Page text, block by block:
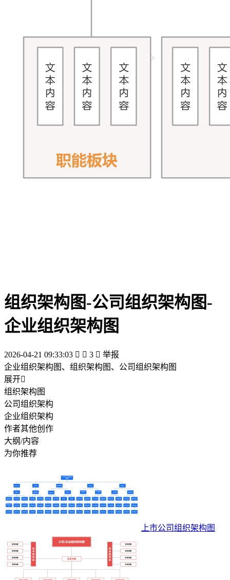
组织架构图-公司组织架构图-
企业组织架构图
2026-04-21 09:33:03   3  举报
企业组织架构图、组织架构图、公司组织架构图
展开
组织架构图
公司组织架构
企业组织架构
作者其他创作
大纲/内容
为你推荐
上市公司组织架构图